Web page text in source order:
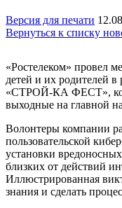
Версия для печати
Вернуться к списку
«Ростелеком» провел
детей и их родителей в
«СТРОЙ-КА ФЕСТ»,
выходные на главной
Волонтеры компании
пользовательской
установки
близких от действий
Иллюстрированная
знания и сделать